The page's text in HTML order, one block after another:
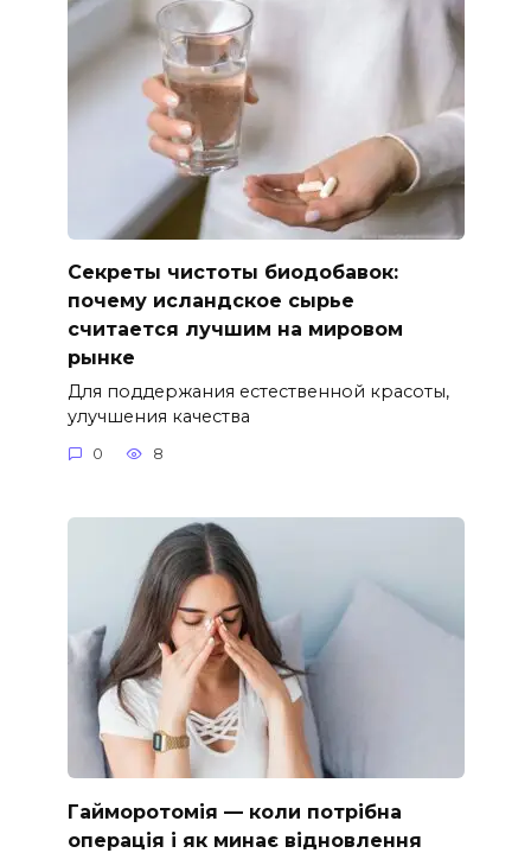
Секреты чистоты биодобавок:
почему исландское сырье
считается лучшим на мировом
рынке
Для поддержания естественной красоты,
улучшения качества
0 8
Гайморотомія — коли потрібна
операція і як минає відновлення